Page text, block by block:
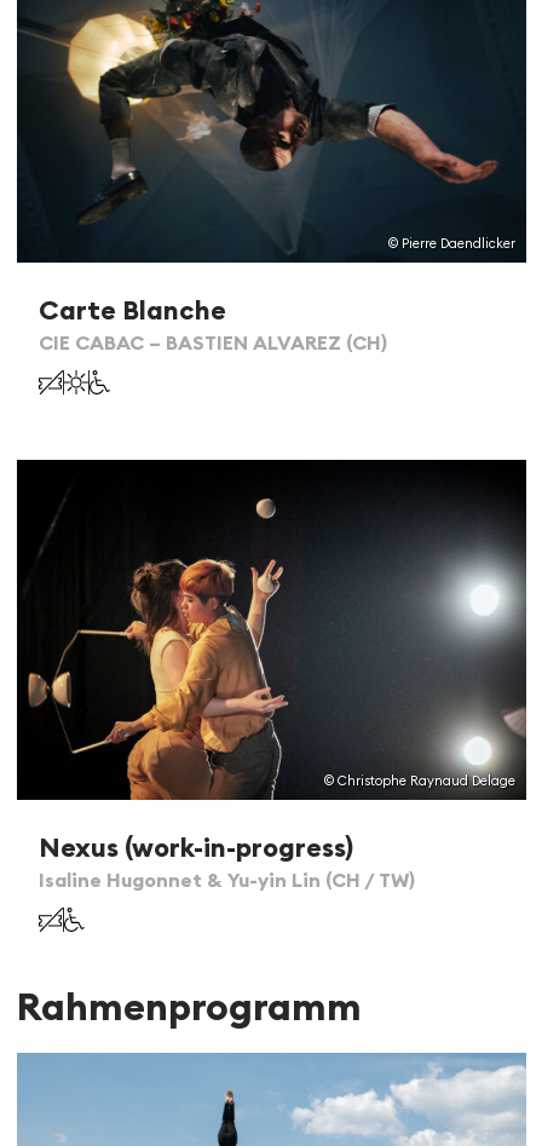
© Pierre Daendlicker
Carte Blanche
CIE CABAC – BASTIEN ALVAREZ (CH)
© Christophe Raynaud Delage
Nexus (work-in-progress)
Isaline Hugonnet & Yu-yin Lin (CH / TW)
Rahmenprogramm